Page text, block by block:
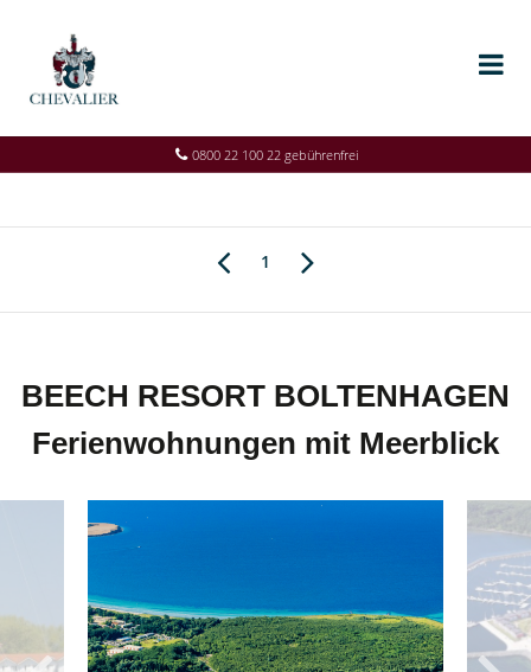
0800 22 100 22 gebührenfrei
1
BEECH RESORT BOLTENHAGEN
Ferienwohnungen mit Meerblick